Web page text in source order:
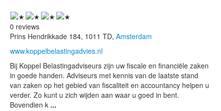
0 reviews
Prins Hendrikkade 184, 1011 TD, Amsterdam
www.koppelbelastingadvies.nl
Bij Koppel Belastingadviseurs zijn uw fiscale en financiële zaken
in goede handen. Adviseurs met kennis van de laatste stand
van zaken op het gebied van fiscaliteit en accountancy helpen u
verder. Zo kunt u zich wijden aan waar u goed in bent.
Bovendien k ...